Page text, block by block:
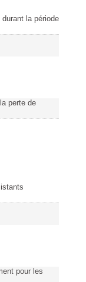
la période
perte de
pour les